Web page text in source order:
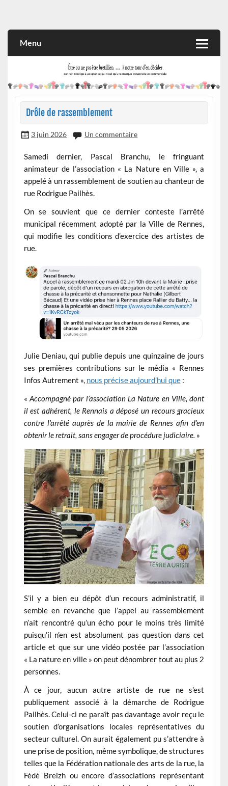
et commerciale
Menu
Drôle de rassemblement
3 juin 2026 Un commentaire
Samedi dernier, Pascal Branchu, le fringuant
animateur de l’association « La Nature en Ville », a
appelé à un rassemblement de soutien au chanteur de
rue Rodrigue Pailhès.
On se souvient que ce dernier conteste l’arrêté
municipal récemment adopté par la Ville de Rennes,
qui modifie les conditions d’exercice des artistes de
rue.
Julie Deniau, qui publie depuis une quinzaine de jours
ses premières contributions sur le média « Rennes
Infos Autrement », nous précise aujourd’hui que:
« Accompagné par l’association La Nature en Ville, dont
il est adhérent, le Rennais a déposé un recours gracieux
contre l’arrêté auprès de la mairie de Rennes afin d’en
obtenir le retrait, sans engager de procédure judiciaire. »
S’il y a bien eu dépôt d’un recours administratif, il
semble en revanche que l’appel au rassemblement
n’ait rencontré qu’un écho pour le moins très limité
puisqu’il n’en est absolument pas question dans cet
article et que sur une vidéo postée par l’association
« La nature en ville » on peut dénombrer tout au plus 2
personnes.
À ce jour, aucun autre artiste de rue ne s’est
publiquement associé à la démarche de Rodrigue
Pailhès. Celui-ci ne paraît pas davantage avoir reçu le
soutien d’organisations locales représentatives du
secteur culturel. On aurait également pu s’attendre à
une prise de position, même symbolique, de structures
telles que la Fédération nationale des arts de la rue, la
Fédé Breizh ou encore d’associations représentant